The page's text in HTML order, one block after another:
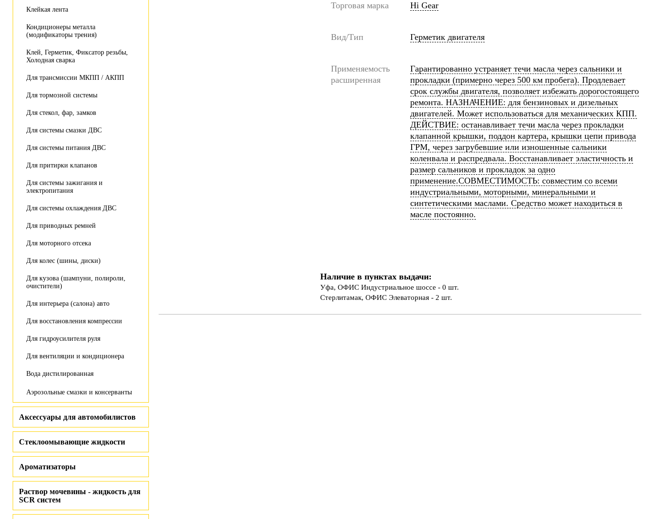
Клейкая лента
Кондиционеры металла
(модификаторы трения)
Клей, Герметик, Фиксатор резьбы,
Холодная сварка
Для трансмиссии МКПП / АКПП
Для тормозной системы
Для стекол, фар, замков
Для системы смазки ДВС
Для системы питания ДВС
Для притирки клапанов
Для системы зажигания и
электропитания
Для системы охлаждения ДВС
Для приводных ремней
Для моторного отсека
Для колес (шины, диски)
Для кузова (шампуни, полироли,
очистители)
Для интерьера (салона) авто
Для восстановления компрессии
Для гидроусилителя руля
Для вентиляции и кондиционера
Вода дистилированная
Аэрозольные смазки и консерванты
Аксессуары для автомобилистов
Стеклоомывающие жидкости
Ароматизаторы
Раствор мочевины - жидкость для
SCR систем
Торговая марка Hi Gear
Вид/Тип Герметик двигателя
Применяемость
расширенная
Гарантированно устраняет течи масла через сальники и
прокладки (примерно через 500 км пробега). Продлевает
срок службы двигателя, позволяет избежать дорогостоящего
ремонта. НАЗНАЧЕНИЕ: для бензиновых и дизельных
двигателей. Может использоваться для механических КПП.
ДЕЙСТВИЕ: останавливает течи масла через прокладки
клапанной крышки, поддон картера, крышки цепи привода
ГРМ, через загрубевшие или изношенные сальники
коленвала и распредвала. Восстанавливает эластичность и
размер сальников и прокладок за одно
применение.СОВМЕСТИМОСТЬ: совместим со всеми
индустриальными, моторными, минеральными и
синтетическими маслами. Средство может находиться в
масле постоянно.
Наличие в пунктах выдачи:
Уфа, ОФИС Индустриальное шоссе - 0 шт.
Стерлитамак, ОФИС Элеваторная - 2 шт.